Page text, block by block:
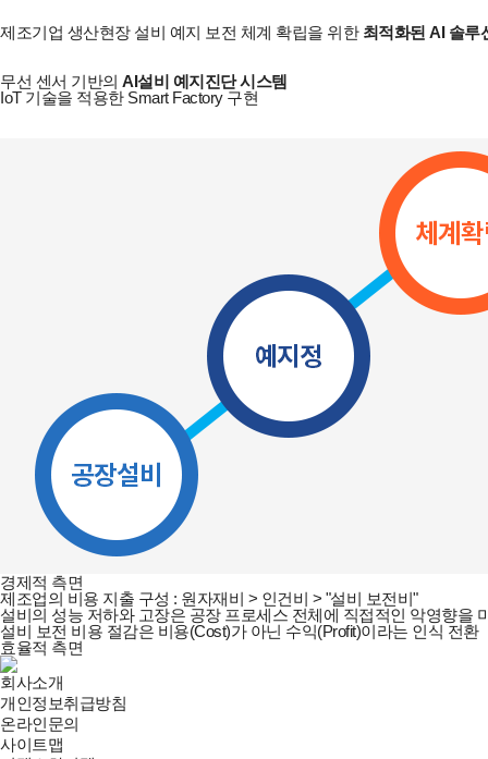
제조기업 생산현장 설비 예지 보전 체계 확립을 위한 최적화된 AI 솔루
무선 센서 기반의 AI설비 예지진단 시스템
IoT 기술을 적용한 Smart Factory 구현
경제적 측면
제조업의 비용 지출 구성 : 원자재비 > 인건비 > "설비 보전비"
설비의 성능 저하와 고장은 공장 프로세스 전체에 직접적인 악영향을
설비 보전 비용 절감은 비용(Cost)가 아닌 수익(Profit)이라는 인식 전환
효율적 측면
회사소개
개인정보취급방침
온라인문의
사이트맵